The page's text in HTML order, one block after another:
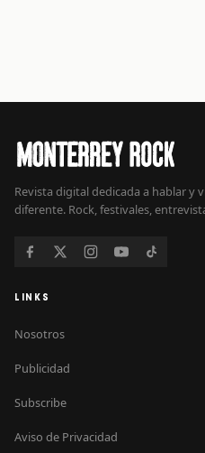
Revista digital dedicada a hablar y
diferente. Rock, festivales,
LINKS
Nosotros
Publicidad
Subscribe
Aviso de Privacidad